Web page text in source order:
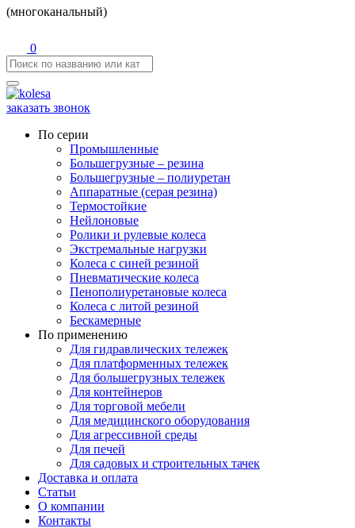
(многоканальный)
0
заказать звонок
По серии
Промышленные
Большегрузные – резина
Большегрузные – полиуретан
Аппаратные (серая резина)
Термостойкие
Нейлоновые
Ролики и рулевые колеса
Экстремальные нагрузки
Колеса с синей резиной
Пневматические колеса
Пенополиуретановые колеса
Колеса с литой резиной
Бескамерные
По применению
Для гидравлических тележек
Для платформенных тележек
Для большегрузных тележек
Для контейнеров
Для торговой мебели
Для медицинского оборудования
Для агрессивной среды
Для печей
Для садовых и строительных тачек
Доставка и оплата
Статьи
О компании
Контакты